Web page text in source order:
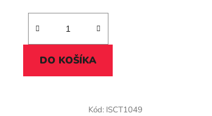
DO KOŠÍKA
Kód: ISCT1049